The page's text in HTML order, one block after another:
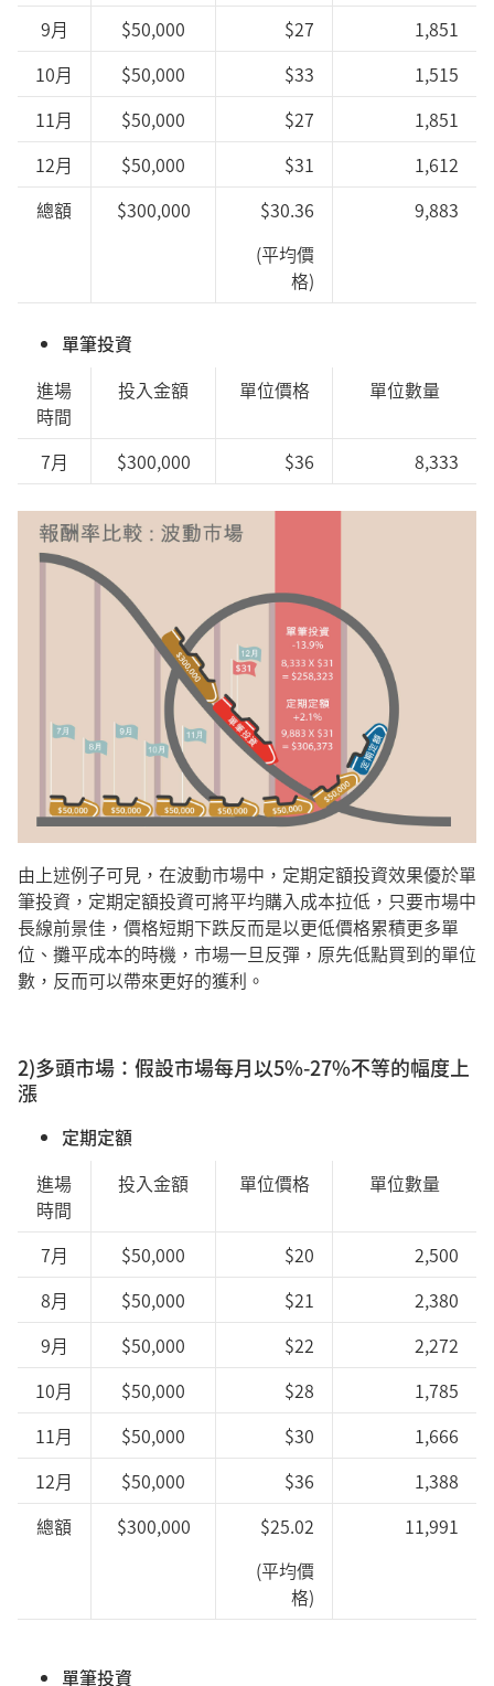
9月
$50,000 $27
1,851
10月
$50,000 $33
1,515
11月
$50,000 $27
1,851
12月
$50,000 $31
1,612
總額
$300,000
$30.36
(平均價
格)
9,883
單筆投資
進場
時間
投入金額 單位價格 單位數量
7月 $300,000 $36 8,333
由上述例子可見，在波動市場中，定期定額投資效果優於單
筆投資，定期定額投資可將平均購入成本拉低，只要市場中
長線前景佳，價格短期下跌反而是以更低價格累積更多單
位、攤平成本的時機，市場一旦反彈，原先低點買到的單位
數，反而可以帶來更好的獲利。
2)多頭市場：假設市場每月以5%-27%不等的幅度上
漲
定期定額
進場
時間
投入金額 單位價格 單位數量
7月 $50,000 $20
2,500
8月
$50,000 $21
2,380
9月
$50,000 $22
2,272
10月
$50,000 $28
1,785
11月
$50,000 $30
1,666
12月
$50,000 $36
1,388
總額
$300,000
$25.02
(平均價
格)
11,991
單筆投資